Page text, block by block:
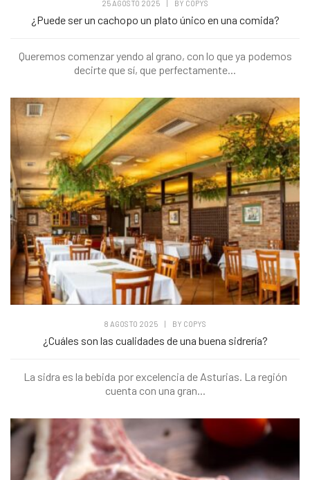
25 AGOSTO 2025 BY COPYS
¿Puede ser un cachopo un plato único en una comida?
Queremos comenzar yendo al grano, con lo que ya podemos
decirte que sí, que perfectamente...
8 AGOSTO 2025 | BY COPYS
¿Cuáles son las cualidades de una buena sidrería?
La sidra es la bebida por excelencia de Asturias. La región
cuenta con una gran...